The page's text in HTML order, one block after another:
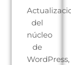
del
núcleo
de
WordPress,